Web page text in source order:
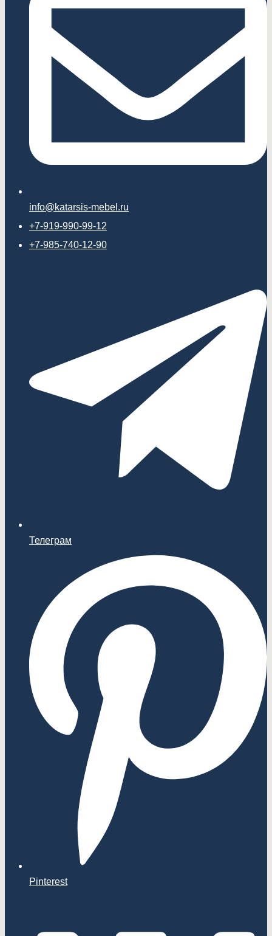
info@katarsis-mebel.ru
+7-919-990-99-12
+7-985-740-12-90
Телеграм
Pinterest